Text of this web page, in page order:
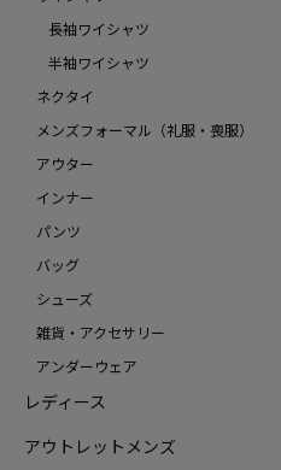
長袖ワイシャツ
半袖ワイシャツ
ネクタイ
メンズフォーマル（礼服・喪服）
アウター
インナー
パンツ
バッグ
シューズ
雑貨・アクセサリー
アンダーウェア
レディース
アウトレットメンズ